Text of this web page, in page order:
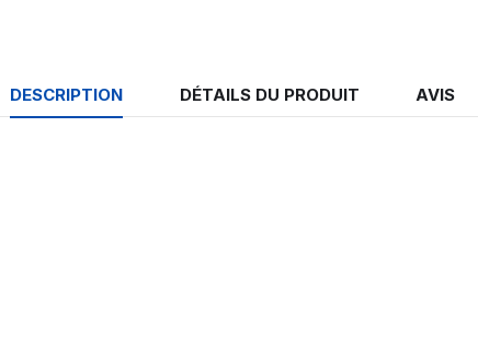
DESCRIPTION DÉTAILS DU PRODUIT AVIS